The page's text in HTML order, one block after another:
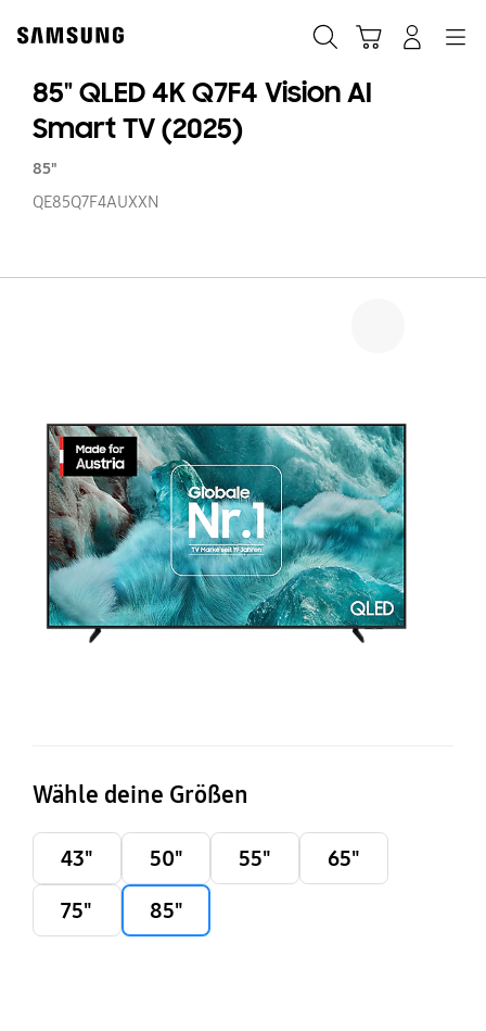
content
accessibility
85" QLED 4K Q7F4 Vision AI
Smart TV (2025)
85"
QE85Q7F4AUXXN
Wähle deine Größen
43" 50" 55"
65"
75"
85"